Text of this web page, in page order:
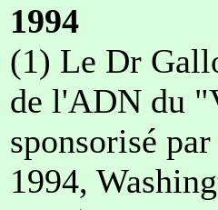
1994
(1) Le Dr
de l'ADN du
sponsorisé
1994,